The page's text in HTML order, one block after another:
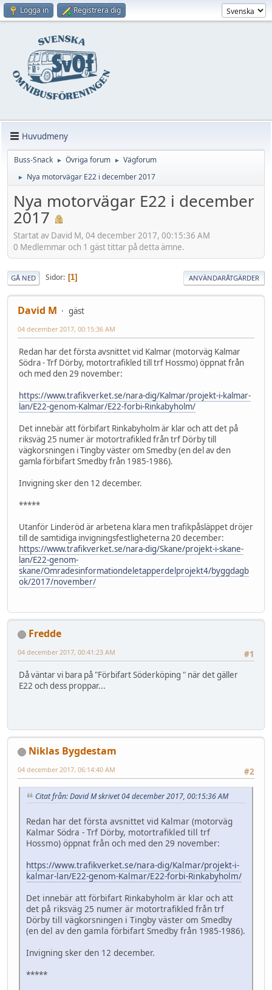
Logga in Registrera dig
Huvudmeny
Buss-Snack ► Övriga forum ► Vägforum
► Nya motorvägar E22 i december 2017
Nya motorvägar E22 i december
2017
Startat av David M, 04 december 2017, 00:15:36 AM
0 Medlemmar och 1 gäst tittar på detta ämne.
GÅ NED Sidor 1 ANVÄNDARÅTGÄRDER
David M gäst
04 december 2017, 00:15:36 AM
Redan har det första avsnittet vid Kalmar (motorväg Kalmar
Södra - Trf Dörby, motortrafikled till trf Hossmo) öppnat från
och med den 29 november:
https://www.trafikverket.se/nara-dig/Kalmar/projekt-i-kalmar-
lan/E22-genom-Kalmar/E22-forbi-Rinkabyholm/
Det innebär att förbifart Rinkabyholm är klar och att det på
riksväg 25 numer är motortrafikled från trf Dörby till
vägkorsningen i Tingby väster om Smedby (en del av den
gamla förbifart Smedby från 1985-1986).
Invigning sker den 12 december.
*****
Utanför Linderöd är arbetena klara men trafikpåsläppet dröjer
till de samtidiga invigningsfestligheterna 20 december:
https://www.trafikverket.se/nara-dig/Skane/projekt-i-skane-
lan/E22-genom-
skane/Omradesinformationdeletapperdelprojekt4/byggdagb
ok/2017/november/
Fredde
#1
04 december 2017, 00:41:23 AM
Då väntar vi bara på "Förbifart Söderköping " när det gäller
E22 och dess proppar...
Niklas Bygdestam
#2
04 december 2017, 06:14:40 AM
Citat från: David M skrivet 04 december 2017, 00:15:36 AM
Redan har det första avsnittet vid Kalmar (motorväg
Kalmar Södra - Trf Dörby, motortrafikled till trf
Hossmo) öppnat från och med den 29 november:
https://www.trafikverket.se/nara-dig/Kalmar/projekt-i-
kalmar-lan/E22-genom-Kalmar/E22-forbi-Rinkabyholm/
Det innebär att förbifart Rinkabyholm är klar och att
det på riksväg 25 numer är motortrafikled från trf
Dörby till vägkorsningen i Tingby väster om Smedby
(en del av den gamla förbifart Smedby från 1985-1986).
Invigning sker den 12 december.
*****